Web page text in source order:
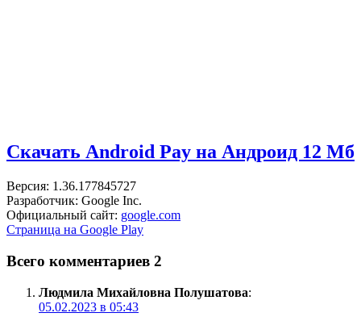
Скачать Android Pay на Андроид 12 Мб
Версия: 1.36.177845727
Разработчик: Google Inc.
Официальный сайт: google.com
Страница на Google Play
Всего комментариев 2
Людмила Михайловна Полушатова:
05.02.2023 в 05:43